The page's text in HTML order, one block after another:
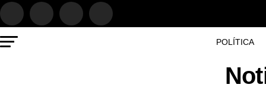
POLÍTICA